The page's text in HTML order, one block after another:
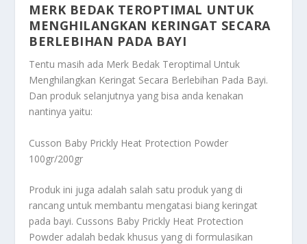
MERK BEDAK TEROPTIMAL UNTUK
MENGHILANGKAN KERINGAT SECARA
BERLEBIHAN PADA BAYI
Tentu masih ada Merk Bedak Teroptimal Untuk
Menghilangkan Keringat Secara Berlebihan Pada Bayi.
Dan produk selanjutnya yang bisa anda kenakan
nantinya yaitu:
Cusson Baby Prickly Heat Protection Powder
100gr/200gr
Produk ini juga adalah salah satu produk yang di
rancang untuk membantu mengatasi biang keringat
pada bayi. Cussons Baby Prickly Heat Protection
Powder adalah bedak khusus yang di formulasikan